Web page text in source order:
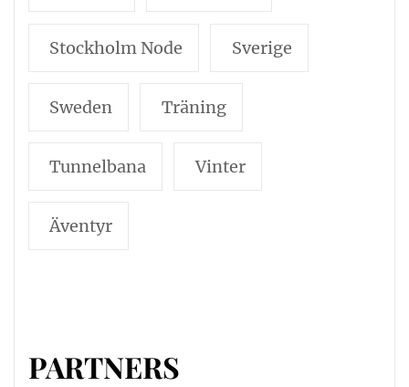
Stockholm Node Sverige
Sweden Träning
Tunnelbana Vinter
Äventyr
PARTNERS